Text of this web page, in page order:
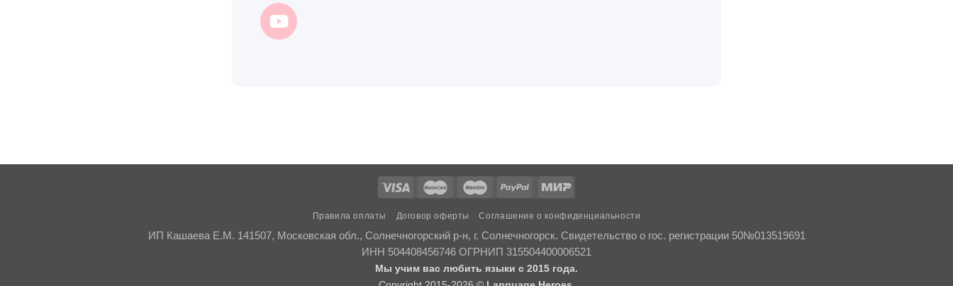
Правила оплаты Договор оферты Соглашение о конфиденциальности
ИП Кашаева Е.М. 141507, Московская обл., Солнечногорский р-н, г. Солнечногорск. Свидетельство о гос. регистрации 50№013519691
ИНН 504408456746 ОГРНИП 315504400006521
Мы учим вас любить языки с 2015 года.